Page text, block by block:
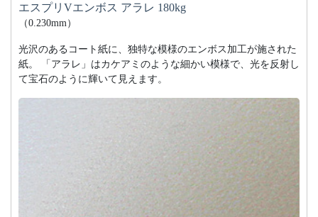
エスプリVエンボス アラレ 180kg
（0.230mm）
光沢のあるコート紙に、独特な模様のエンボス加工が施された
紙。 「アラレ」はカケアミのような細かい模様で、光を反射し
て宝石のように輝いて見えます。